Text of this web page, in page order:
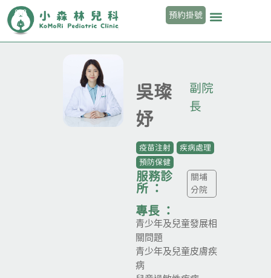
預約掛號
吳璨
妤
副院
長
疫苗注射
疾病處理
預防保健
服務診
所 ：
關埔
分院
專長 ：
青少年及兒童發展相
關問題
青少年及兒童皮膚疾
病